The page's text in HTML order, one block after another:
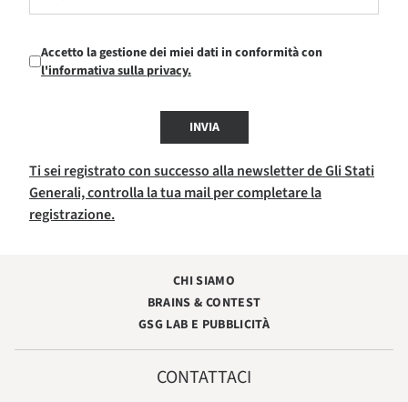
Accetto la gestione dei miei dati in conformità con
l'informativa sulla privacy.
INVIA
Ti sei registrato con successo alla newsletter de Gli Stati
Generali, controlla la tua mail per completare la
registrazione.
CHI SIAMO
BRAINS & CONTEST
GSG LAB E PUBBLICITÀ
CONTATTACI